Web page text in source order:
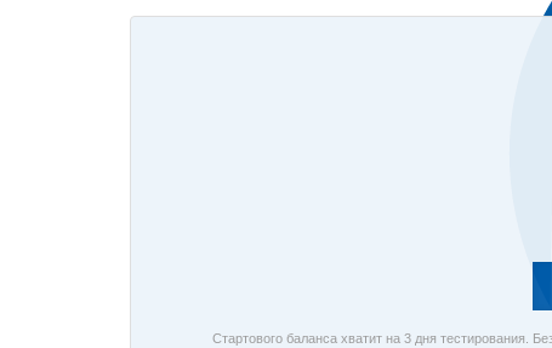
Стартового баланса хватит на 3 дня тестирования.